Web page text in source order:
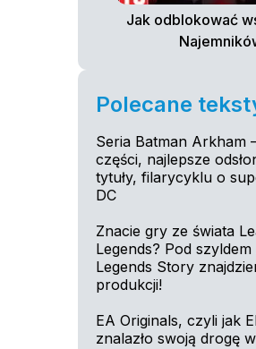
Jak odblokować
Polecane
Seria Batman Arkham
części, najlepsze
tytuły, filarycyklu o
DC
Znacie gry ze świata
Legends? Pod
Legends Story
produkcji!
EA Originals, czyli jak
znalazło swoją drogę